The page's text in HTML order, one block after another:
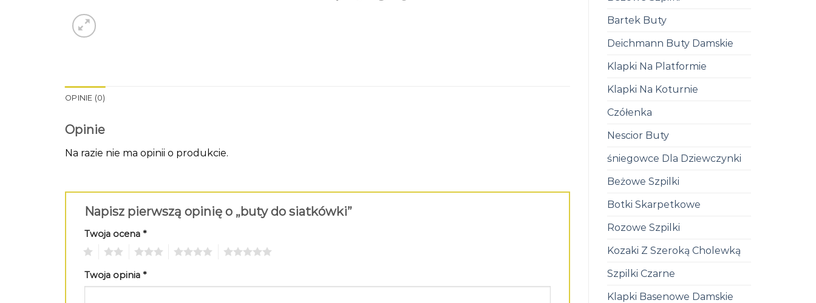
Bartek Buty
Deichmann Buty Damskie
Klapki Na Platformie
Klapki Na Koturnie
Czółenka
Nescior Buty
śniegowce Dla Dziewczynki
Beżowe Szpilki
Botki Skarpetkowe
Rozowe Szpilki
Kozaki Z Szeroką Cholewką
Szpilki Czarne
Klapki Basenowe Damskie
OPINIE (0)
Opinie
Na razie nie ma opinii o produkcie.
Napisz pierwszą opinię o „buty do siatkówki”
Twoja ocena *
Twoja opinia *